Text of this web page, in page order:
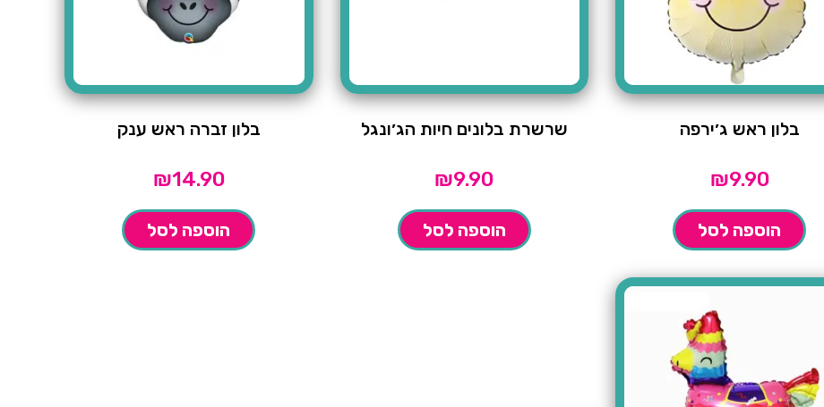
בלון ראש ג׳ירפה
₪9.90
הוספה לסל
שרשרת בלונים חיות הג׳ונגל
₪9.90
הוספה לסל
בלון זברה ראש ענק
₪14.90
הוספה לסל